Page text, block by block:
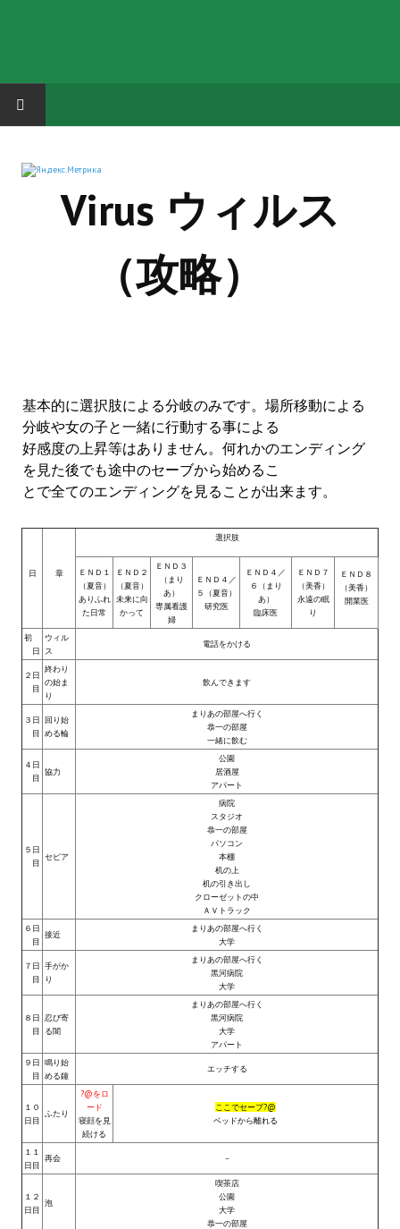
ГРУППА "КАРЛ ВЕЛИКИЙ"
Новый ГГ
Моды группы
Теневой кардинал для Скайрима
Работы Alexandra10
Kitana HGEC
Apella CBBE SSE BodySlide (with Physics)
Apella 2.0 CBBE SSE BodySlide (with Physics)
Kitana CBBE SSE BodySlide (with Physics)
Nekomimi
New Light Skyrim SE
SB Corset Armor CBBE SSE BodySlide (with Physics)
Wedding Wear CBBE SSE BodySlide (with Physics)
Работы Тестера 55
Небесный воин
Немного героев меча и магии
Расширенная версия Х3
REBalance
Работы Kuroneko
Doom 3 Remaster Fan Edition
X2 - The Threat Remaster Fan Edition
Quake III Arena Remaster Fan Edition
Star Trek Voyager Elite Force Remaster Fan Edition
Virus ウィルス
（攻略）
基本的に選択肢による分岐のみです。場所移動による
分岐や女の子と一緒に行動する事による
好感度の上昇等はありません。何れかのエンディング
を見た後でも途中のセーブから始めるこ
とで全てのエンディングを見ることが出来ます。
日 章
選択肢
ＥＮＤ１
（夏音）
ありふれ
た日常
ＥＮＤ２
（夏音）
未来に向
かって
ＥＮＤ３
（まり
あ）
専属看護
婦
ＥＮＤ４／
５（夏音）
研究医
ＥＮＤ４／
６（まり
あ）
臨床医
ＥＮＤ７
（美香）
永遠の眠
り
ＥＮＤ８
（美香）
開業医
初
日
ウィル
ス
電話をかける
２日
目
終わり
の始ま
り
飲んできます
３日
目
回り始
める輪
まりあの部屋へ行く
恭一の部屋
一緒に飲む
４日
目
協力
公園
居酒屋
アパート
５日
目
セピア
病院
スタジオ
恭一の部屋
パソコン
本棚
机の上
机の引き出し
クローゼットの中
ＡＶトラック
６日
目
接近
まりあの部屋へ行く
大学
７日
目
手がか
り
まりあの部屋へ行く
黒河病院
大学
８日
目
忍び寄
る闇
まりあの部屋へ行く
黒河病院
大学
アパート
９日
目
鳴り始
める鐘
エッチする
１０
日目
ふたり
?@をロ
ード
寝顔を見
続ける
ここでセーブ?@
ベッドから離れる
１１
日目
再会 －
１２
日目
泡
喫茶店
公園
大学
恭一の部屋